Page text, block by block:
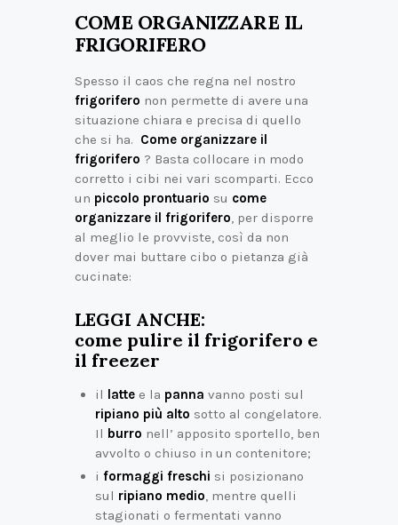
COME ORGANIZZARE IL
FRIGORIFERO
Spesso il caos che regna nel nostro
frigorifero non permette di avere una
situazione chiara e precisa di quello
che si ha. Come organizzare il
frigorifero ? Basta collocare in modo
corretto i cibi nei vari scomparti. Ecco
un piccolo prontuario su come
organizzare il frigorifero, per disporre
al meglio le provviste, così da non
dover mai buttare cibo o pietanza già
cucinate:
LEGGI ANCHE:
come pulire il frigorifero e
il freezer
il lattee la panna vanno posti sul
ripiano più alto sotto al congelatore.
Il burro nell’ apposito sportello, ben
avvolto o chiuso in un contenitore;
i formaggi freschi si posizionano
sul ripiano medio, mentre quelli
stagionati o fermentati vanno